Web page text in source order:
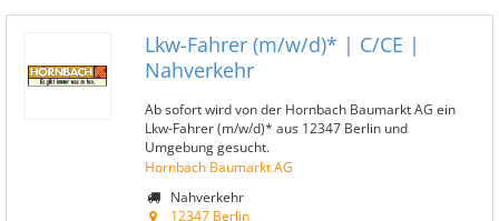
Lkw-Fahrer (m/w/d)* | C/CE |
Nahverkehr
Ab sofort wird von der Hornbach Baumarkt AG ein
Lkw-Fahrer (m/w/d)* aus 12347 Berlin und
Umgebung gesucht.
Hornbach Baumarkt AG
Nahverkehr
12347 Berlin